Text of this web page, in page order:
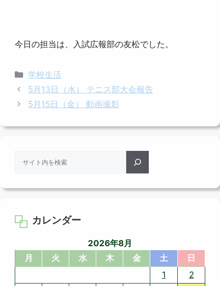
今日の担当は、入試広報部の友松でした。
カ
テ
リ
学校生活
5月13日（水） テニス部大会報告
5月15日（金） 動画撮影
カレンダー
2026年8月
月
火 水 木 金 土
日
1
2